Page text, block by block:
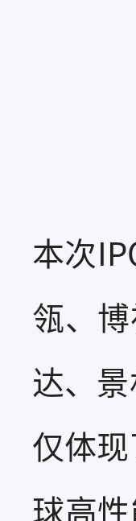
本次
瓴、
达、
仅体
球高